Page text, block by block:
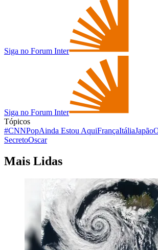
Siga no Forum Inter
Siga no Forum Inter
Tópicos
#CNNPopAinda Estou AquiFrançaItáliaJapão
SecretoOscar
Mais Lidas